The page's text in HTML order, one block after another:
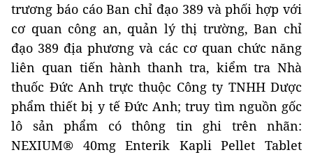
trương báo cáo Ban chỉ đạo 389 và phối hợp với
cơ quan công an, quản lý thị trường, Ban chỉ
đạo 389 địa phương và các cơ quan chức năng
liên quan tiến hành thanh tra, kiểm tra Nhà
thuốc Đức Anh trực thuộc Công ty TNHH Dược
phẩm thiết bị y tế Đức Anh; truy tìm nguồn gốc
lô sản phẩm có thông tin ghi trên nhãn:
NEXIUM® 40mg Enterik Kapli Pellet Tablet